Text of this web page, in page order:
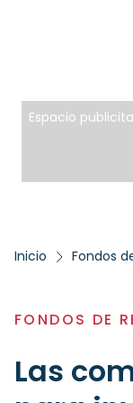
Espacio
Inicio Fondos
FONDOS DE
Las